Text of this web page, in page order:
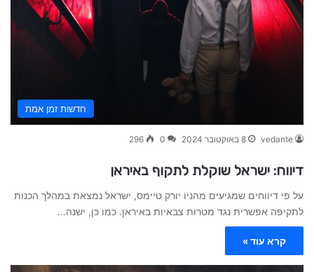
חדשות זמן אמת
vedante 8 באוקטובר 2024 0
296
דיווח: ישראל שוקלת לתקוף באיראן
על פי דיווחים שמגיעים מהניו יורק טיימס, ישראל נמצאת במהלך הכנות
לתקיפה אפשרית נגד מטרות צבאיות באיראן. כמו כן, ישנה…
קרא עוד »